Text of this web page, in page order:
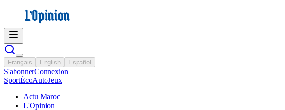
Français English Español
S'abonnerConnexion
SportÉcoAutoJeux
Actu Maroc
L'Opinion